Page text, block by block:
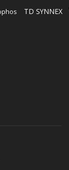
TD SYNNEX